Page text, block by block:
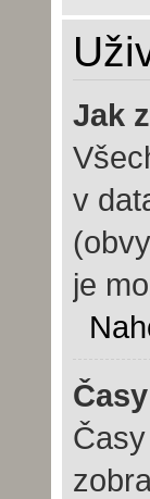
Jak
v
je